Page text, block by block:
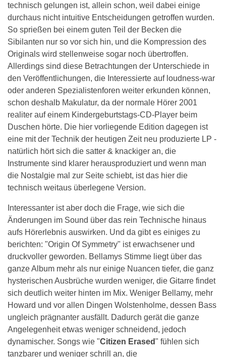
technisch gelungen ist, allein schon, weil dabei einige
durchaus nicht intuitive Entscheidungen getroffen wurden.
So sprießen bei einem guten Teil der Becken die
Sibilanten nur so vor sich hin, und die Kompression des
Originals wird stellenweise sogar noch übertroffen.
Allerdings sind diese Betrachtungen der Unterschiede in
den Veröffentlichungen, die Interessierte auf loudness-war
oder anderen Spezialistenforen weiter erkunden können,
schon deshalb Makulatur, da der normale Hörer 2001
realiter auf einem Kindergeburtstags-CD-Player beim
Duschen hörte. Die hier vorliegende Edition dagegen ist
eine mit der Technik der heutigen Zeit neu produzierte LP -
natürlich hört sich die satter & knackiger an, die
Instrumente sind klarer herausproduziert und wenn man
die Nostalgie mal zur Seite schiebt, ist das hier die
technisch weitaus überlegene Version.
Interessanter ist aber doch die Frage, wie sich die
Änderungen im Sound über das rein Technische hinaus
aufs Hörerlebnis auswirken. Und da gibt es einiges zu
berichten: "Origin Of Symmetry" ist erwachsener und
druckvoller geworden. Bellamys Stimme liegt über das
ganze Album mehr als nur einige Nuancen tiefer, die ganz
hysterischen Ausbrüche wurden weniger, die Gitarre findet
sich deutlich weiter hinten im Mix. Weniger Bellamy, mehr
Howard und vor allen Dingen Wolstenholme, dessen Bass
ungleich prägnanter ausfällt. Dadurch gerät die ganze
Angelegenheit etwas weniger schneidend, jedoch
dynamischer. Songs wie "Citizen Erased" fühlen sich
tanzbarer und weniger schrill an, die